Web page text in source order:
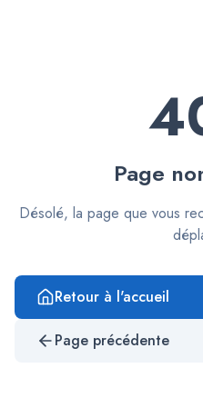
Page
Désolé, la page que vous
Retour à l'accueil
Page précédente